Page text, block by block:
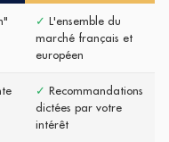
✓ L'ensemble du
marché français et
européen
✓ Recommandations
dictées par votre
intérêt